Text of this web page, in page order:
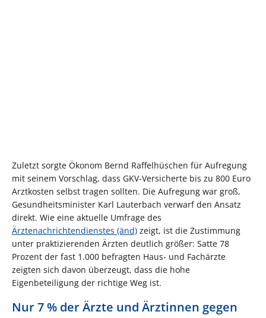
Zuletzt sorgte Ökonom Bernd Raffelhüschen für Aufregung
mit seinem Vorschlag, dass GKV-Versicherte bis zu 800 Euro
Arztkosten selbst tragen sollten. Die Aufregung war groß,
Gesundheitsminister Karl Lauterbach verwarf den Ansatz
direkt. Wie eine aktuelle Umfrage des
Ärztenachrichtendienstes (änd) zeigt, ist die Zustimmung
unter praktizierenden Ärzten deutlich größer: Satte 78
Prozent der fast 1.000 befragten Haus- und Fachärzte
zeigten sich davon überzeugt, dass die hohe
Eigenbeteiligung der richtige Weg ist.
Nur 7 % der Ärzte und Ärztinnen gegen